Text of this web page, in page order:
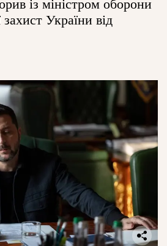
із міністром оборони
України від